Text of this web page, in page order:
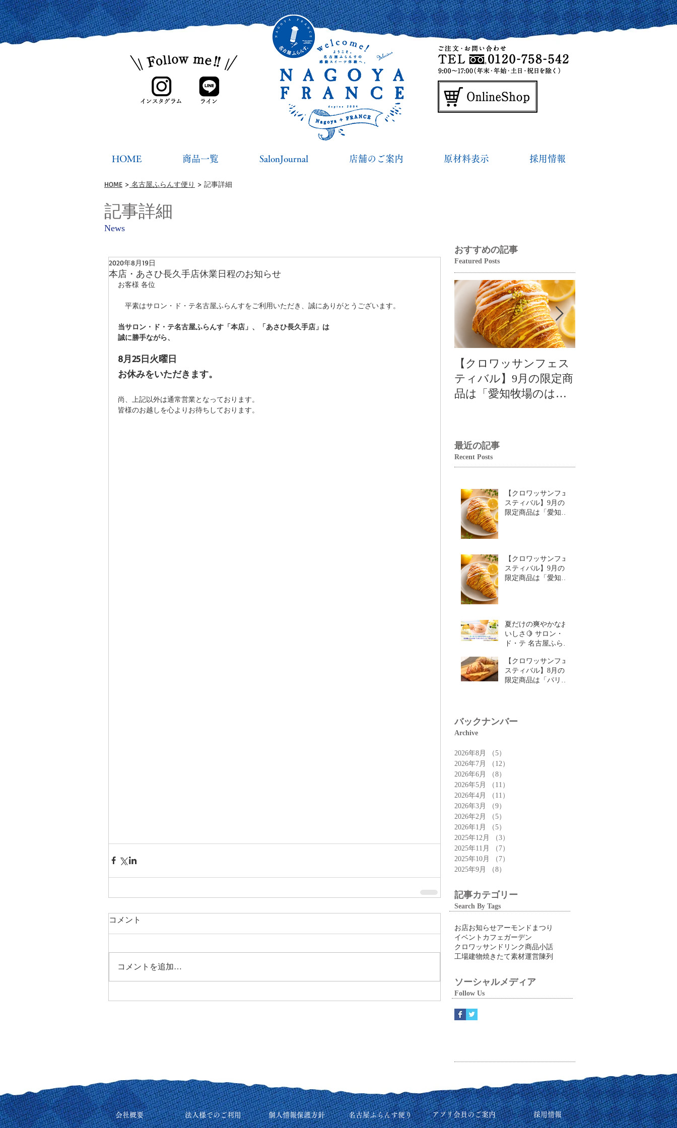
HOME 商品一覧 SalonJournal 店舗のご案内 原材料表示 採用情報
HOME > 名古屋ふらんす便り > 記事詳細
記事詳細
News
本店・あさひ長久手店休業日程のお知らせ
2020年8月19日
お客様 各位
平素はサロン・ド・テ名古屋ふらんすをご利用いただき、誠にありがとうございます。
当サロン・ド・テ名古屋ふらんす「本店」、「あさひ長久手店」は
誠に勝手ながら、
8月25日火曜日
お休みをいただきます。
尚、上記以外は通常営業となっております。
皆様のお越しを心よりお待ちしております。
コメント
コメントを追加…
おすすめの記事
Featured Posts
【クロワッサンフェス
ティバル】9月の限定商
品は「愛知牧場のはち
最近の記事
Recent Posts
【クロワッサンフェ
スティバル】9月の
限定商品は「愛知牧
【クロワッサンフェ
スティバル】9月の
限定商品は「愛知牧
夏だけの爽やかなお
いしさ🍋 サロン・
ド・テ 名古屋ふらん
特集」
【クロワッサンフェ
スティバル】8月の
限定商品は「パリパ
バックナンバー
Archive
2026年8月 （5）
2026年7月
（12）
2026年6月
（8）
2026年5月
（11）
2026年4月
（11）
2026年3月
（9）
2026年2月
（5）
2026年1月
（5）
2025年12月
（3）
2025年11月
（7）
2025年10月
（7）
2025年9月
（8）
記事カテゴリー
Search By Tags
お店お知らせアーモンドまつり
イベント カフェ ガーデン
クロワッサン ドリンク商品小話
工場建物焼きたて素材運営陳列
ソーシャルメディア
Follow Us
会社概要 法人様でのご利用 個人情報保護方針 名古屋ふらんす便り アプリ会員のご案内 採用情報